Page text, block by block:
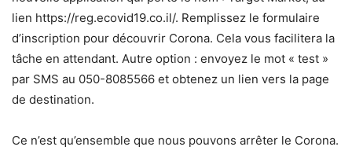
lien https://reg.ecovid19.co.il/. Remplissez le formulaire
d’inscription pour découvrir Corona. Cela vous facilitera la
tâche en attendant. Autre option : envoyez le mot « test »
par SMS au 050-8085566 et obtenez un lien vers la page
de destination.
Ce n’est qu’ensemble que nous pouvons arrêter le Corona.